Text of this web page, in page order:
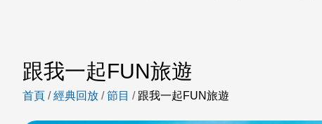
跟我一起FUN旅遊
首頁 /經典回放 /節目 / 跟我一起FUN旅遊